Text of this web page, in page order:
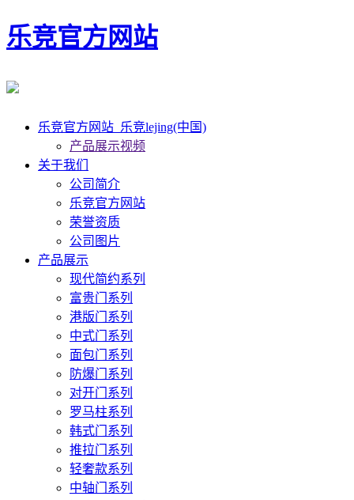
乐竞官方网站
乐竞官方网站_乐竞lejing(中国)
产品展示视频
关于我们
公司简介
乐竞官方网站
荣誉资质
公司图片
产品展示
现代简约系列
富贵门系列
港版门系列
中式门系列
面包门系列
防爆门系列
对开门系列
罗马柱系列
韩式门系列
推拉门系列
轻奢款系列
中轴门系列